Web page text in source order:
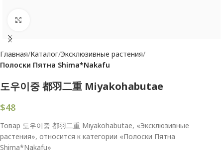
Главная Каталог Эксклюзивные растения
Полоски Пятна Shima*Nakafu
도우이중 都羽二重 Miyakohabutae
$48
Товар 도우이중 都羽二重 Miyakohabutae, «Эксклюзивные
растения», относится к категории «Полоски Пятна
Shima*Nakafu»